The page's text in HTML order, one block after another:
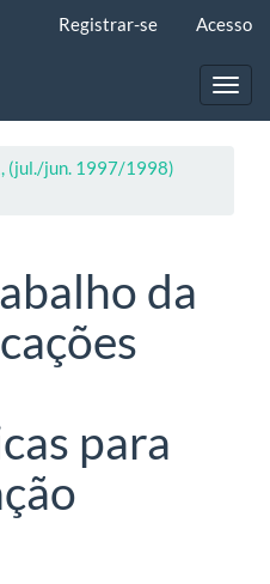
Registrar-se Acesso
(jul./jun. 1997/1998)
da
para